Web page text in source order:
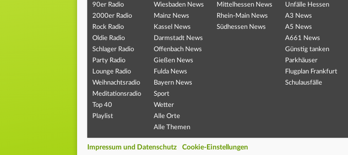
90er Radio
2000er Radio
Rock Radio
Oldie Radio
Schlager Radio
Party Radio
Lounge Radio
Weihnachtsradio
Meditationsradio
Top 40
Playlist
Wiesbaden News
Mainz News
Kassel News
Darmstadt News
Offenbach News
Gießen News
Fulda News
Bayern News
Sport
Wetter
Alle Orte
Alle Themen
Mittelhessen News
Rhein-Main News
Südhessen News
Unfälle Hessen
A3 News
A5 News
A661 News
Günstig tanken
Parkhäuser
Flugplan Frankfurt
Schulausfälle
Impressum und Datenschutz Cookie-Einstellungen